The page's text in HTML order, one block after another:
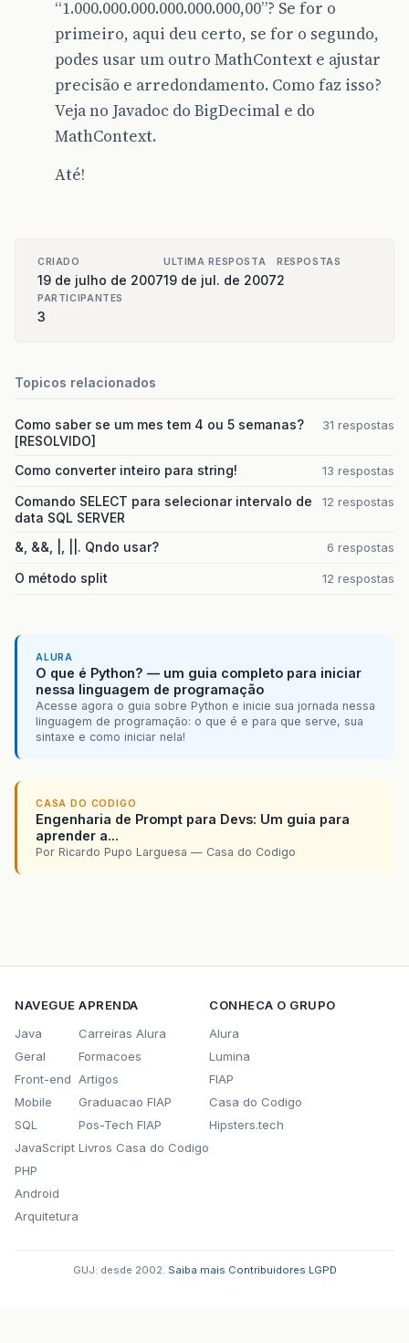
“1.000.000.000.000.000.000,00”? Se for o
primeiro, aqui deu certo, se for o segundo,
podes usar um outro MathContext e ajustar
precisão e arredondamento. Como faz isso?
Veja no Javadoc do BigDecimal e do
MathContext.
Até!
CRIADO
19 de julho de 2007
ULTIMA RESPOSTA
19 de jul. de 2007
RESPOSTAS
2
PARTICIPANTES
3
Topicos relacionados
Como saber se um mes tem 4 ou 5 semanas?
[RESOLVIDO]
31 respostas
Como converter inteiro para string! 13 respostas
Comando SELECT para selecionar intervalo de
data SQL SERVER
12 respostas
&, &&, |, ||. Qndo usar? 6 respostas
O método split 12 respostas
ALURA
O que é Python? — um guia completo para iniciar
nessa linguagem de programação
Acesse agora o guia sobre Python e inicie sua jornada nessa
linguagem de programação: o que é e para que serve, sua
sintaxe e como iniciar nela!
CASA DO CODIGO
Engenharia de Prompt para Devs: Um guia para
aprender a...
Por Ricardo Pupo Larguesa — Casa do Codigo
NAVEGUE
Java
Geral
Front-end
Mobile
SQL
JavaScript
PHP
Android
Arquitetura
APRENDA
Carreiras Alura
Formacoes
Artigos
Graduacao FIAP
Pos-Tech FIAP
Livros Casa do Codigo
CONHECA O GRUPO
Alura
Lumina
FIAP
Casa do Codigo
Hipsters.tech
GUJ: desde 2002. Saiba mais Contribuidores LGPD